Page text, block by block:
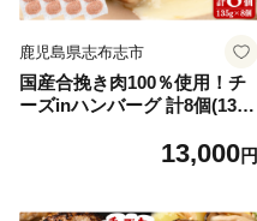
鹿児島県志布志市
国産合挽き肉100％使用！チ
ーズinハンバーグ 計8個(135g
おかず お弁当 時短 冷凍 小分
13,000円